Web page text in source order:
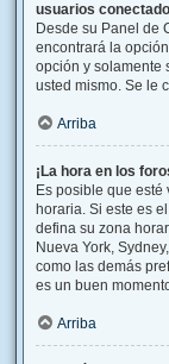
usuarios
Desde su Panel de
encontrará la opción
opción y solamente
usted mismo. Se le
Arriba
¡La hora en los
Es posible que
horaria. Si este es
defina su zona
Nueva York,
como las demás
es un buen
Arriba